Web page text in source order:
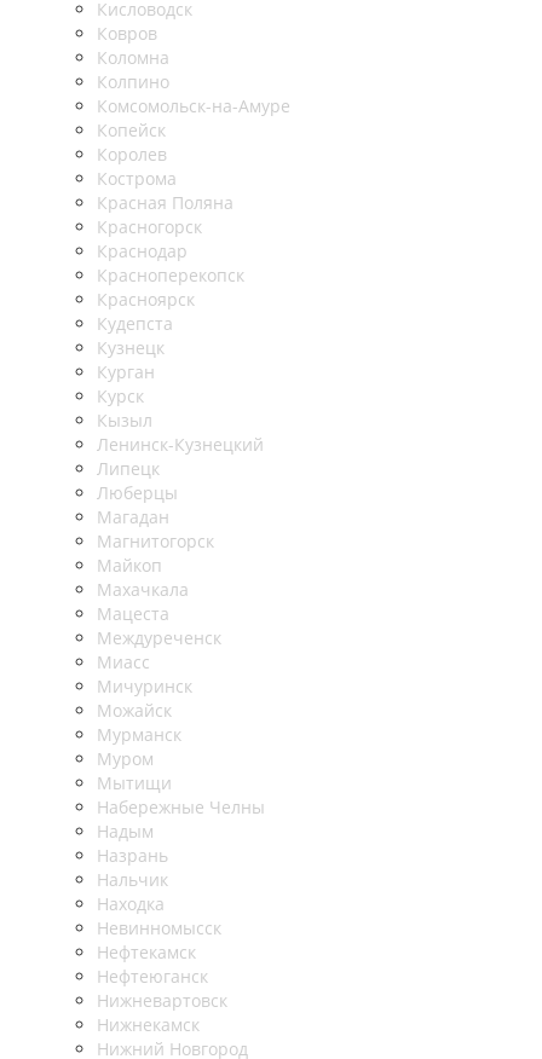
Кисловодск
Ковров
Коломна
Колпино
Комсомольск-на-Амуре
Копейск
Королев
Кострома
Красная Поляна
Красногорск
Краснодар
Красноперекопск
Красноярск
Кудепста
Кузнецк
Курган
Курск
Кызыл
Ленинск-Кузнецкий
Липецк
Люберцы
Магадан
Магнитогорск
Майкоп
Махачкала
Мацеста
Междуреченск
Миасс
Мичуринск
Можайск
Мурманск
Муром
Мытищи
Набережные Челны
Надым
Назрань
Нальчик
Находка
Невинномысск
Нефтекамск
Нефтеюганск
Нижневартовск
Нижнекамск
Нижний Новгород